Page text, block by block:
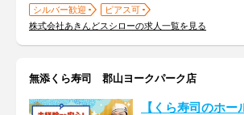
シルバー歓迎
ピアス可
株式会社あきんどスシローの求人一覧を見る
無添くら寿司 郡山ヨークパーク店
【くら寿司のホー